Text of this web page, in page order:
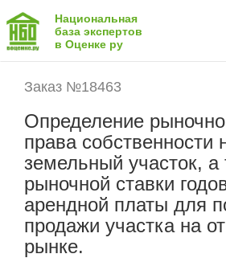
Национальная
база экспертов
в Оценке ру
Заказ №18463
Определение
права собственности
земельный участок, а
рыночной ставки
арендной платы для
продажи участка на
рынке.